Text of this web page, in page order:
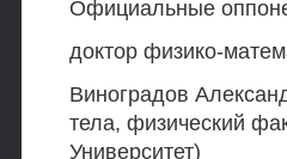
Официальные
доктор физико-
Виноградов
тела, физический
Университет)